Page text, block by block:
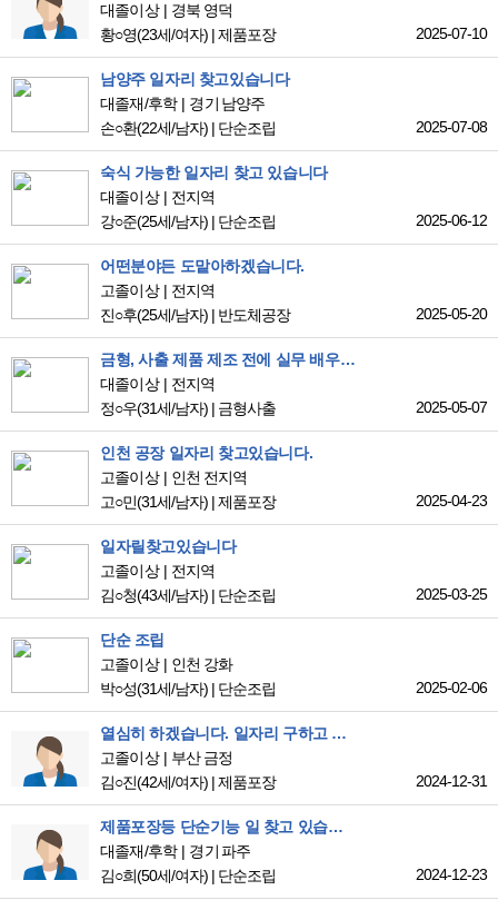
대졸이상
경북 영덕
황○영(23세/여자) |제품포장 2025-07-10
남양주 일자리 찾고있습니다
대졸재/후학
경기 남양주
손○환(22세/남자) | 단순조립 2025-07-08
숙식 가능한 일자리 찾고 있습니다
대졸이상
전지역
강○준(25세/남자) | 단순조립 2025-06-12
어떤분야든 도맡아하겠습니다.
고졸이상
전지역
진○후(25세/남자) | 반도체공장 2025-05-20
금형, 사출 제품 제조 전에 실무 배우고 싶습니다.
대졸이상
전지역
정○우(31세/남자) | 금형사출 2025-05-07
인천 공장 일자리 찾고있습니다.
고졸이상
인천 전지역
고○민(31세/남자) |제품포장 2025-04-23
일자릴찾고있습니다
고졸이상
전지역
김○청(43세/남자) | 단순조립 2025-03-25
단순 조립
고졸이상
인천 강화
박○성(31세/남자) | 단순조립 2025-02-06
열심히 하겠습니다. 일자리 구하고 있습니다.
고졸이상
부산 금정
김○진(42세/여자) |제품포장 2024-12-31
제품포장등 단순기능 일 찾고 있습니다
대졸재/후학
경기 파주
김○희(50세/여자) | 단순조립 2024-12-23